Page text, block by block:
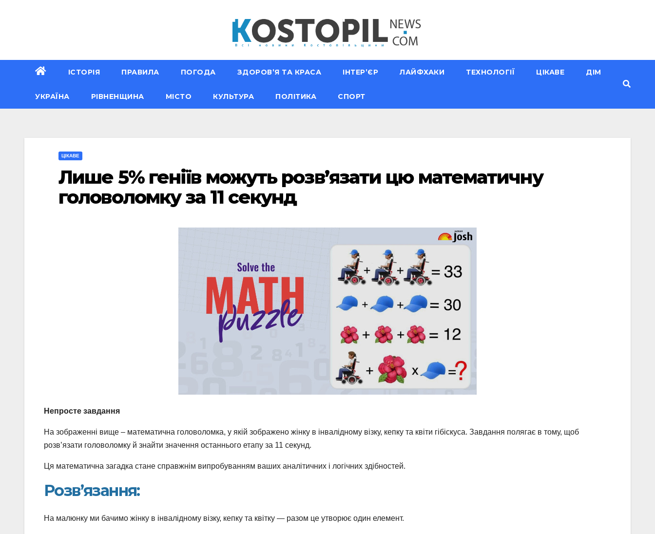
ІСТОРІЯ ПРАВИЛА ПОГОДА ЗДОРОВ’Я ТА КРАСА ІНТЕР’ЄР ЛАЙФХАКИ ТЕХНОЛОГІЇ ЦІКАВЕ ДІМ
УКРАЇНА РІВНЕНЩИНА МІСТО КУЛЬТУРА ПОЛІТИКА СПОРТ
ЦІКАВЕ
Лише 5% геніїв можуть розв’язати цю математичну
головоломку за 11 секунд
Непросте завдання
На зображенні вище – математична головоломка, у якій зображено жінку в інвалідному візку, кепку та квіти гібіскуса. Завдання полягає в тому, щоб
розв’язати головоломку й знайти значення останнього етапу за 11 секунд.
Ця математична загадка стане справжнім випробуванням ваших аналітичних і логічних здібностей.
Розв’язання:
На малюнку ми бачимо жінку в інвалідному візку, кепку та квітку — разом це утворює один елемент.